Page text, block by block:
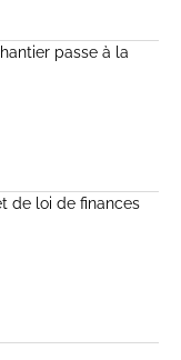
passe à la
de loi de finances